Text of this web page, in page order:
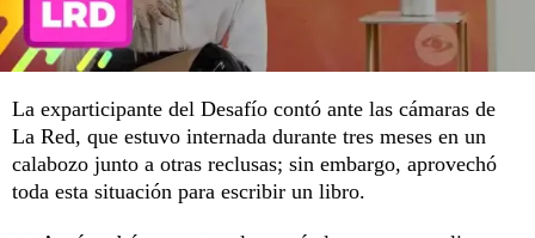
La exparticipante del Desafío contó ante las cámaras de
La Red, que estuvo internada durante tres meses en un
calabozo junto a otras reclusas; sin embargo, aprovechó
toda esta situación para escribir un libro.